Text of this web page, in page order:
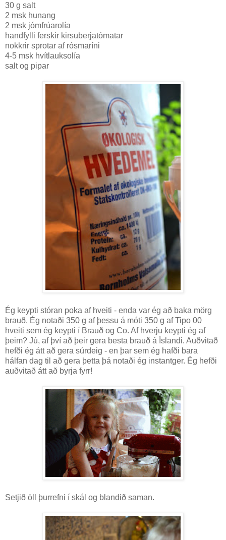
30 g salt
2 msk hunang
2 msk jómfrúarolía
handfylli ferskir kirsuberjatómatar
nokkrir sprotar af rósmaríni
4-5 msk hvítlauksolía
salt og pipar
Ég keypti stóran poka af hveiti - enda var ég að baka mörg
brauð. Ég notaði 350 g af þessu á móti 350 g af Tipo 00
hveiti sem ég keypti í Brauð og Co. Af hverju keypti ég af
þeim? Jú, af því að þeir gera besta brauð á Íslandi. Auðvitað
hefði ég átt að gera súrdeig - en þar sem ég hafði bara
hálfan dag til að gera þetta þá notaði ég instantger. Ég hefði
auðvitað átt að byrja fyrr!
Setjið öll þurrefni í skál og blandið saman.